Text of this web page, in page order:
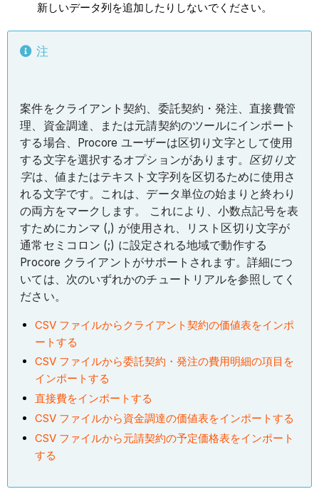
新しいデータ列を追加したりしないでください。
注
案件をクライアント契約、委託契約・発注、直接費管
理、資金調達、または元請契約のツールにインポート
する場合、Procore ユーザーは区切り文字として使用
する文字を選択するオプションがあります。 区切り文
字は、値またはテキスト文字列を区切るために使用さ
れる文字です。これは、データ単位の始まりと終わり
の両方をマークします。 これにより、小数点記号を表
すためにカンマ (,) が使用され、リスト区切り文字が
通常セミコロン (;) に設定される地域で動作する
Procore クライアントがサポートされます。詳細につ
いては、次のいずれかのチュートリアルを参照してく
ださい。
CSV ファイルからクライアント契約の価値表をインポ
ートする
CSV ファイルから委託契約・発注の費用明細の項目を
インポートする
直接費をインポートする
CSV ファイルから資金調達の価値表をインポートする
CSV ファイルから元請契約の予定価格表をインポート
する